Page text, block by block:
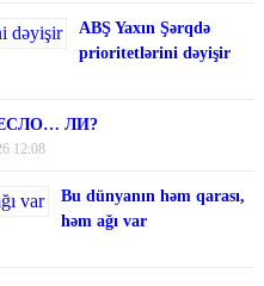
ABŞ Yaxın Şərqdə
prioritetlərini dəyişir
ЛИ?
12:08
Bu dünyanın həm qarası,
həm ağı var